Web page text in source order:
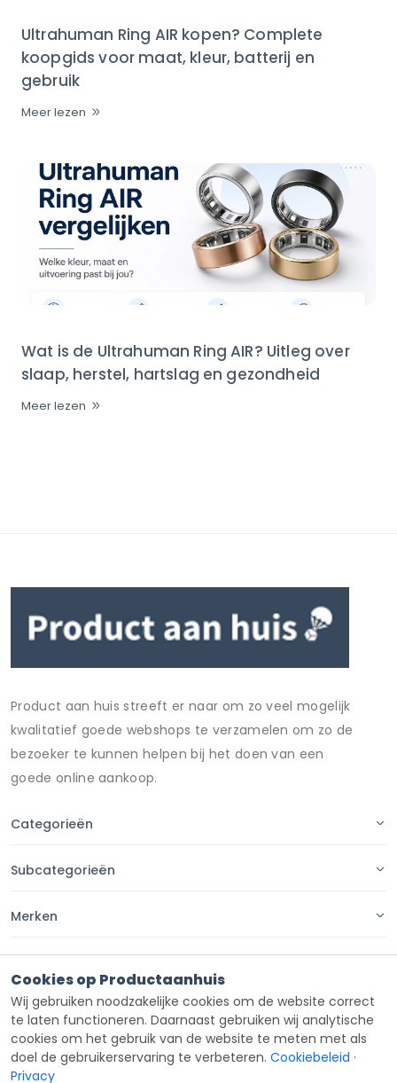
Ultrahuman Ring AIR kopen? Complete
koopgids voor maat, kleur, batterij en
gebruik
Meer lezen
Wat is de Ultrahuman Ring AIR? Uitleg over
slaap, herstel, hartslag en gezondheid
Meer lezen
Product aan huis streeft er naar om zo veel mogelijk
kwalitatief goede webshops te verzamelen om zo de
bezoeker te kunnen helpen bij het doen van een
goede online aankoop.
Categorieën
Subcategorieën
Merken
Contact
Cookies op Productaanhuis
Wij gebruiken noodzakelijke cookies om de website correct
te laten functioneren. Daarnaast gebruiken wij analytische
cookies om het gebruik van de website te meten met als
doel de gebruikerservaring te verbeteren. Cookiebeleid ·
Privacy